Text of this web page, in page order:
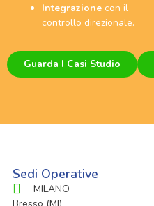
Integrazione con il
controllo direzionale.
Guarda I Casi Studio
Sedi Operative
MILANO
Bresso (MI)